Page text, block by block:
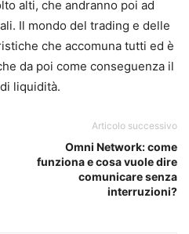
alti, che andranno poi ad
Il mondo del trading e delle
che accomuna tutti ed è
da poi come conseguenza il
liquidità.
Articolo successivo
Omni Network: come
funziona e cosa vuole dire
comunicare senza
interruzioni?